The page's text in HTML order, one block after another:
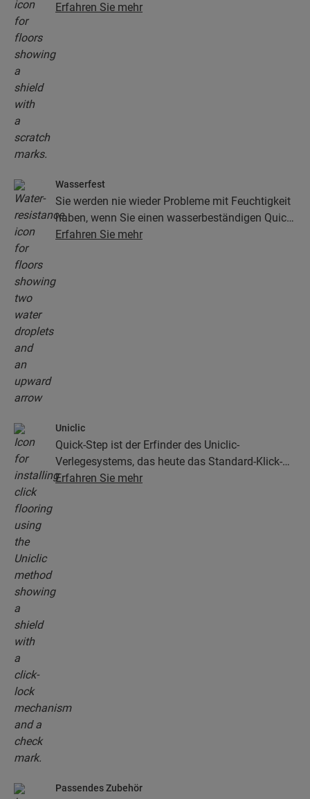
herkömmliche Böden.
Erfahren Sie mehr
Wasserfest
Sie werden nie wieder Probleme mit Feuchtigkeit
haben, wenn Sie einen wasserbeständigen Quick-
Step-Boden wählen. Unsere Böden sehen nicht
Reinigung so einfach wie niemals zuvor!
Erfahren Sie mehr
Uniclic
Quick-Step ist der Erfinder des Uniclic-
Verlegesystems, das heute das Standard-Klick-
System ist. Mit dem revolutionären und
Erfahren Sie mehr
Passendes Zubehör